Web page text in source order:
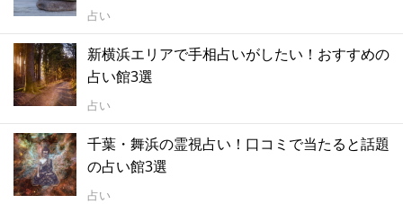
占い
新横浜エリアで手相占いがしたい！おすすめの
占い館3選
占い
千葉・舞浜の霊視占い！口コミで当たると話題
の占い館3選
占い